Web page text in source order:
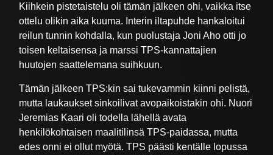
Kiihkein pistetaistelu oli tämän jälkeen ohi, vaikka itse
ottelu olikin aika kuuma. Interin iltapuhde hankaloitui
reilun tunnin kohdalla, kun puolustaja Joni Aho otti jo
toisen keltaisensa ja marssi TPS-kannattajien
huutojen saattelemana suihkuun.
Tämän jälkeen TPS:kin sai tukevammin kiinni pelistä,
mutta laukaukset sinkoilivat avopaikoistakin ohi. Nuori
Jeremias Kaari oli todella lähellä avata
henkilökohtaisen maalitilinsä TPS-paidassa, mutta
edes onni ei ollut myötä. TPS päästi kentälle lopussa